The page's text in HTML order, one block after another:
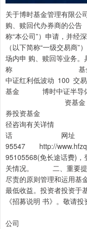
关于博时基金管理有
购、赎回代办券商的公
称“本公司”）申请，并经
（以下简称“一级交易商
场内申 购、赎回等
称 基金简
中证红利低波动
基金 博时中证半导体
资基金 博时恒
券投资基金
径咨询有关详
话 网址 华
95547 http://
95105568(免长途话费)
关情况。 二、重要提
尽责的原则管理和运用基
最低收益。投资者投资于
《招募说明 书》。敬
博时
公司